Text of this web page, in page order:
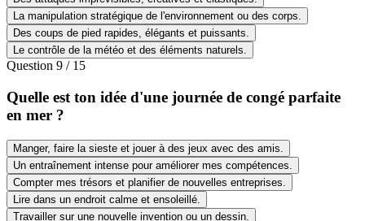
La manipulation stratégique de l'environnement ou des corps.
Des coups de pied rapides, élégants et puissants.
Le contrôle de la météo et des éléments naturels.
Question 9 / 15
Quelle est ton idée d'une journée de congé parfaite
en mer ?
Manger, faire la sieste et jouer à des jeux avec des amis.
Un entraînement intense pour améliorer mes compétences.
Compter mes trésors et planifier de nouvelles entreprises.
Lire dans un endroit calme et ensoleillé.
Travailler sur une nouvelle invention ou un dessin.